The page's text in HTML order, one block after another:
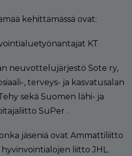
kehittämässä ovat:
KT
neuvottelujärjestö Sote ry,
, terveys- ja kasvatusalan
sekä Suomen lähi- ja
SuPer .
jäseniä ovat Ammattiliitto
liitto JHL.